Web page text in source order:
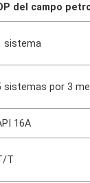
del campo
sistema
sistemas por 3
16A
T